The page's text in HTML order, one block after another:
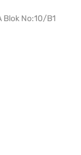
Blok No:10/B1